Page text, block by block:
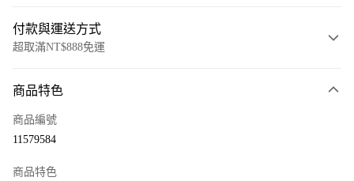
付款與運送方式
超取滿NT$888免運
信用卡一次付款
商品特色
商品編號
11579584
商品特色